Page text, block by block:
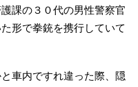
課の３０代の男性警察官
形で拳銃を携行していて
車内ですれ違った際、隠